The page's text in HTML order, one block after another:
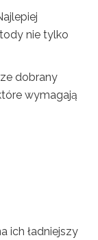
nie tylko
dobrany
wymagają
ich ładniejszy